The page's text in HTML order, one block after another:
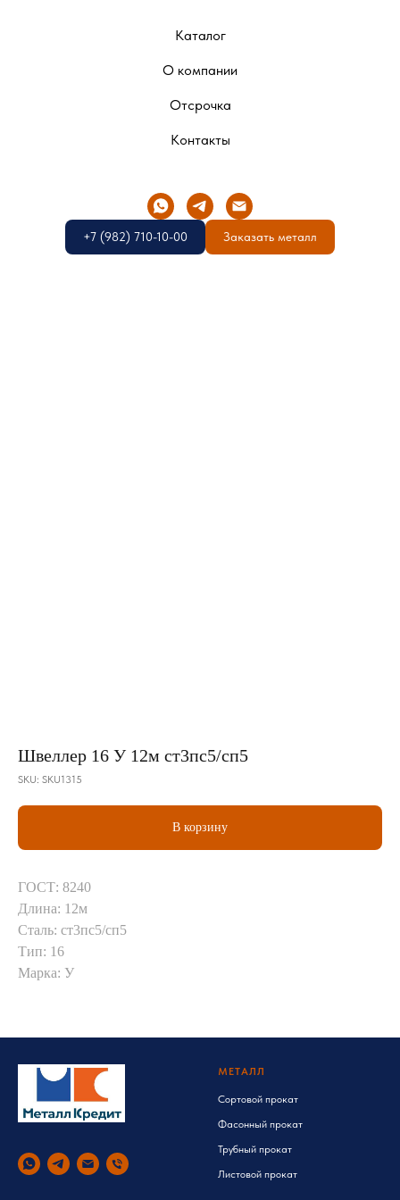
Каталог
О компании
Отсрочка
Контакты
+7 (982) 710-10-00 Заказать металл
Швеллер 16 У 12м ст3пс5/сп5
SKU: SKU1315
В корзину
ГОСТ: 8240
Длина: 12м
Сталь: ст3пс5/сп5
Тип: 16
Марка: У
МЕТАЛЛ
Сортовой прокат
Фасонный прокат
Трубный прокат
Листовой прокат